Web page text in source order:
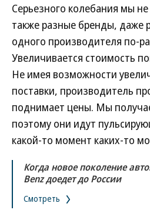
Серьезного колебания мы
также разные бренды, даже
одного производителя по-
Увеличивается стоимость
Не имея возможности
поставки, производитель
поднимает цены. Мы
поэтому они идут
какой-то момент каких-то
Когда новое поколение
Benz доедет до России
Смотреть